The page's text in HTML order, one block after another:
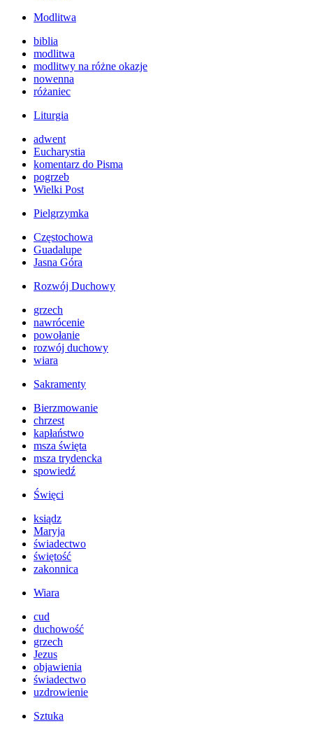
Modlitwa
biblia
modlitwa
modlitwy na różne okazje
nowenna
różaniec
Liturgia
adwent
Eucharystia
komentarz do Pisma
pogrzeb
Wielki Post
Pielgrzymka
Częstochowa
Guadalupe
Jasna Góra
Rozwój Duchowy
grzech
nawrócenie
powołanie
rozwój duchowy
wiara
Sakramenty
Bierzmowanie
chrzest
kapłaństwo
msza święta
msza trydencka
spowiedź
Święci
ksiądz
Maryja
świadectwo
świętość
zakonnica
Wiara
cud
duchowość
grzech
Jezus
objawienia
świadectwo
uzdrowienie
Sztuka